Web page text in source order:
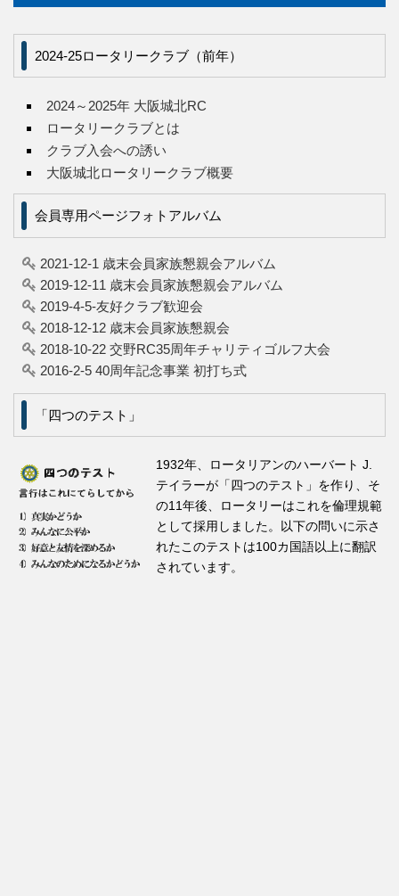
2024-25ロータリークラブ（前年）
2024～2025年 大阪城北RC
ロータリークラブとは
クラブ入会への誘い
大阪城北ロータリークラブ概要
会員専用ページフォトアルバム
2021-12-1 歳末会員家族懇親会アルバム
2019-12-11 歳末会員家族懇親会アルバム
2019-4-5-友好クラブ歓迎会
2018-12-12 歳末会員家族懇親会
2018-10-22 交野RC35周年チャリティゴルフ大会
2016-2-5 40周年記念事業 初打ち式
「四つのテスト」
1932年、ロータリアンのハーバート J.
テイラーが「四つのテスト」を作り、そ
の11年後、ロータリーはこれを倫理規範
として採用しました。以下の問いに示さ
れたこのテストは100カ国語以上に翻訳
されています。